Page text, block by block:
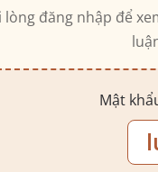
lòng đăng nhập để
Mật